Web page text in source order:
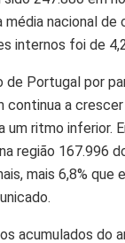
média nacional de
internos foi de
de Portugal por
continua a
um ritmo inferior.
região 167.996
mais 6,8% que
acumulados do